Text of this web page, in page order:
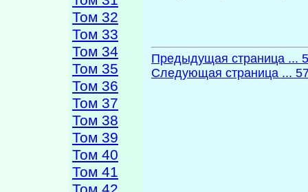
Том 32
Том 33
Том 34
Том 35
Том 36
Том 37
Том 38
Том 39
Том 40
Том 41
Предыдущая страница ...
Следующая страница ...